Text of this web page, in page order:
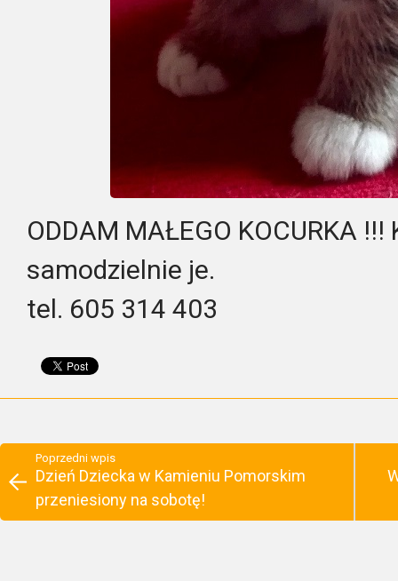
ODDAM MAŁEGO KOCURKA
samodzielnie je.
tel. 605 314 403
Poprzedni wpis
Dzień Dziecka w Kamieniu Pomorskim
przeniesiony na sobotę!